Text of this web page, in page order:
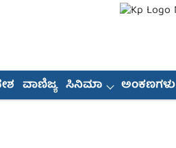
ವಾಣಿಜ್ಯ ಸಿನಿಮಾ ಅಂಕಣಗಳು